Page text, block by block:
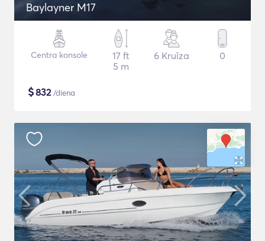
Baylayner M17
Centra konsole
17 ft
5 m
6 Kruīza 0
$832/diena